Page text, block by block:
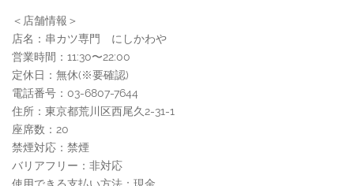
＜店舗情報＞
店名：串カツ専門 にしかわや
営業時間：11:30〜22:00
定休日：無休(※要確認)
電話番号：03-6807-7644
住所：東京都荒川区西尾久2-31-1
座席数：20
禁煙対応：禁煙
バリアフリー：非対応